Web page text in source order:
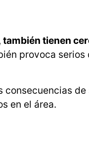
también tienen
provoca serios
consecuencias de
en el área.